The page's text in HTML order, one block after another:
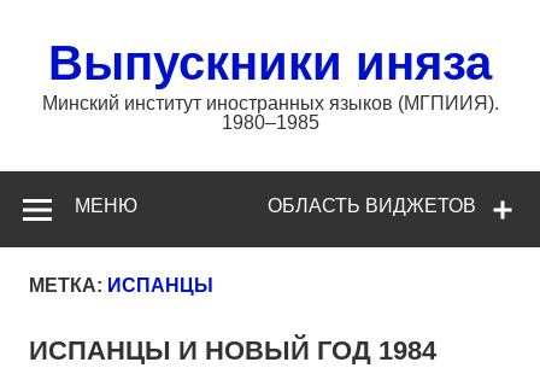
содержимому
Выпускники иняза
Минский институт иностранных языков (МГПИИЯ).
1980–1985
ОБЛАСТЬ ВИДЖЕТОВ
МЕНЮ
МЕТКА: ИСПАНЦЫ
ИСПАНЦЫ И НОВЫЙ ГОД 1984